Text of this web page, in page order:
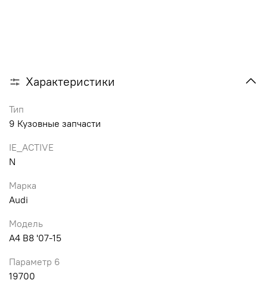
Характеристики
Тип
9 Кузовные запчасти
IE_ACTIVE
N
Марка
Audi
Модель
A4 B8 '07-15
Параметр 6
19700